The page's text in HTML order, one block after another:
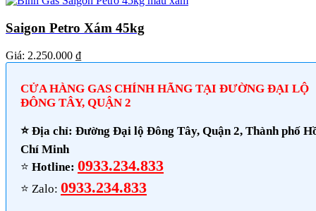
Saigon Petro Xám 45kg
Giá: 2.250.000 ₫
CỬA HÀNG GAS CHÍNH HÃNG TẠI ĐƯỜNG ĐẠI LỘ
ĐÔNG TÂY, QUẬN 2
⭐️ Địa chỉ: Đường Đại lộ Đông Tây, Quận 2, Thành phố
Chí Minh
⭐️ Hotline: 0933.234.833
⭐️ Zalo: 0933.234.833